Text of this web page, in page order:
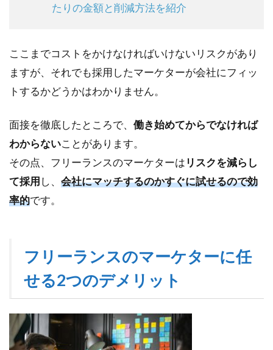
たりの金額と削減方法を紹介
ここまでコストをかけなければいけないリスクがあり
ますが、それでも採用したマーケターが会社にフィッ
トするかどうかはわかりません。
面接を徹底したところで、 働き始めてからでなければ
わからないことがあります。
その点、フリーランスのマーケターは リスクを減らし
て採用 し、 会社にマッチするのかすぐに試せるので効
率的です。
フリーランスのマーケターに任
せる2つのデメリット